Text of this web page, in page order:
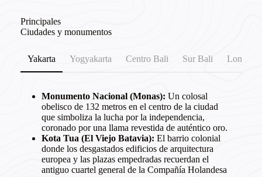
Principales
Ciudades y monumentos
Yakarta Yogyakarta Centro Bali Sur Bali Lombok
Monumento Nacional (Monas): Un colosal
obelisco de 132 metros en el centro de la ciudad
que simboliza la lucha por la independencia,
coronado por una llama revestida de auténtico oro.
Kota Tua (El Viejo Batavia): El barrio colonial
donde los desgastados edificios de arquitectura
europea y las plazas empedradas recuerdan el
antiguo cuartel general de la Compañía Holandesa